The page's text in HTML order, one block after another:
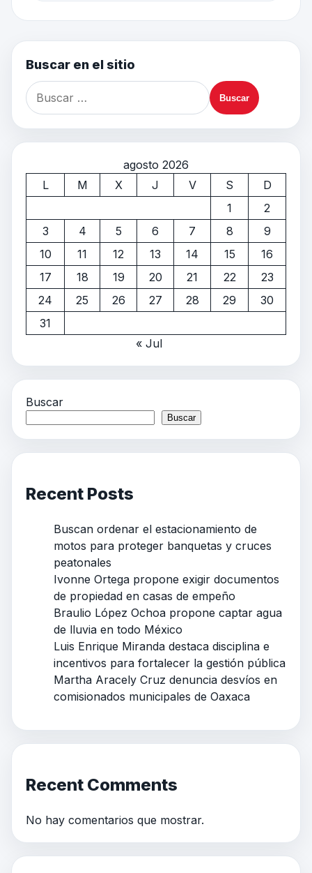
Buscar en el sitio
agosto 2026
L
M X J V S
D
1
2
3
4 5 6 7 8
9
10
11 12 13 14 15
16
17
18 19 20 21 22
23
24
25 26 27 28 29
30
31
« Jul
Buscar
Buscar
Recent Posts
Buscan ordenar el estacionamiento de
motos para proteger banquetas y cruces
peatonales
Ivonne Ortega propone exigir documentos
de propiedad en casas de empeño
Braulio López Ochoa propone captar agua
de lluvia en todo México
Luis Enrique Miranda destaca disciplina e
incentivos para fortalecer la gestión pública
Martha Aracely Cruz denuncia desvíos en
comisionados municipales de Oaxaca
Recent Comments
No hay comentarios que mostrar.